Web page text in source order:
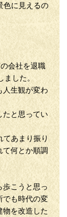
に見えるの
会社を退職
ました。
人生観が変わ
たと思ってい
てあまり振り
て何とか順調
歩こうと思っ
でも時代の変
物を改造した